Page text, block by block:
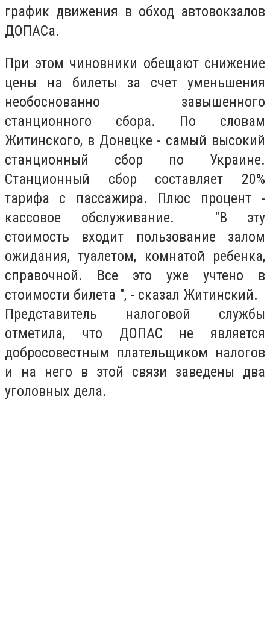
график движения в обход автовокзалов
ДОПАСа.
При этом чиновники обещают снижение
цены на билеты за счет уменьшения
необоснованно завышенного
станционного сбора. По словам
Житинского, в Донецке - самый высокий
станционный сбор по Украине.
Станционный сбор составляет 20%
тарифа с пассажира. Плюс процент -
кассовое обслуживание. "В эту
стоимость входит пользование залом
ожидания, туалетом, комнатой ребенка,
справочной. Все это уже учтено в
стоимости билета ", - сказал Житинский.
Представитель налоговой службы
отметила, что ДОПАС не является
добросовестным плательщиком налогов
и на него в этой связи заведены два
уголовных дела.